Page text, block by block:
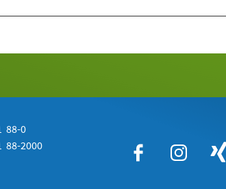
88-0
88-2000